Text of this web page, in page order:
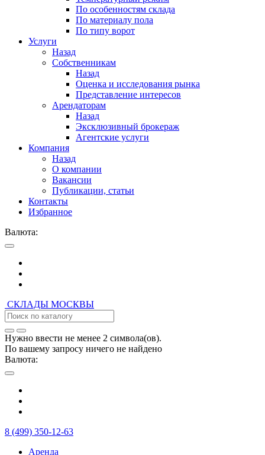
По особенностям склада
По материалу пола
По типу ворот
Услуги
Назад
Собственникам
Назад
Оценка и исследования рынка
Представление интересов
Арендаторам
Назад
Эксклюзивный брокераж
Агентские услуги
Компания
Назад
О компании
Вакансии
Публикации, статьи
Контакты
Избранное
Валюта:
СКЛАДЫ МОСКВЫ
Нужно ввести не менее 2 символа(ов).
По вашему запросу ничего не найдено
Валюта:
8 (499) 350-12-63
Аренда